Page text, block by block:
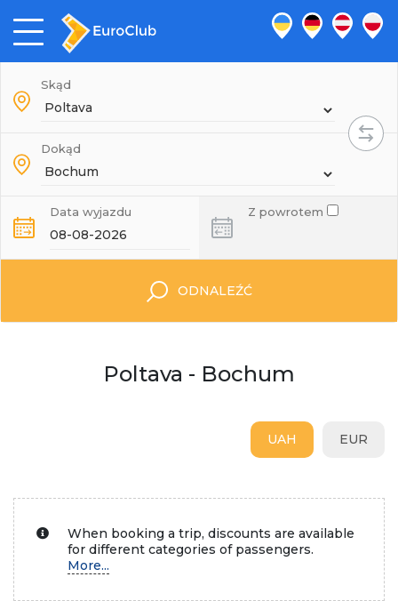
Skąd
Dokąd
Data wyjazdu Z powrotem
ODNALEŹĆ
Poltava - Bochum
EUR
UAH
When booking a trip, discounts are available
for different categories of passengers.
More...